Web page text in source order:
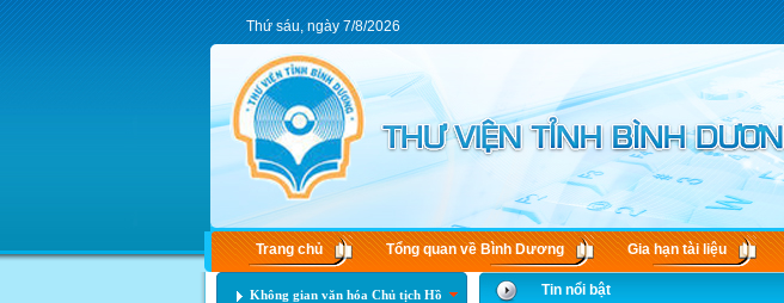
Thứ sáu, ngày 7/8/2026
Trang chủ Tổng quan về Bình Dương Gia hạn tài liệu
Không gian văn hóa Chủ tịch Hồ
Tin nổi bật